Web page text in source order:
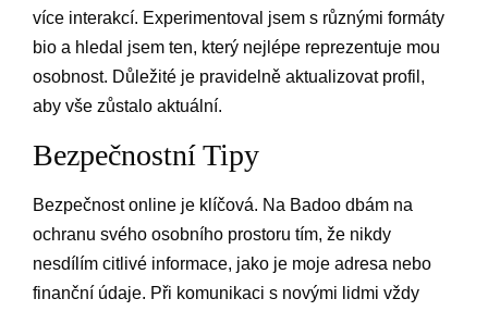
více interakcí. Experimentoval jsem s různými formáty
bio a hledal jsem ten, který nejlépe reprezentuje mou
osobnost. Důležité je pravidelně aktualizovat profil,
aby vše zůstalo aktuální.
Bezpečnostní Tipy
Bezpečnost online je klíčová. Na Badoo dbám na
ochranu svého osobního prostoru tím, že nikdy
nesdílím citlivé informace, jako je moje adresa nebo
finanční údaje. Při komunikaci s novými lidmi vždy